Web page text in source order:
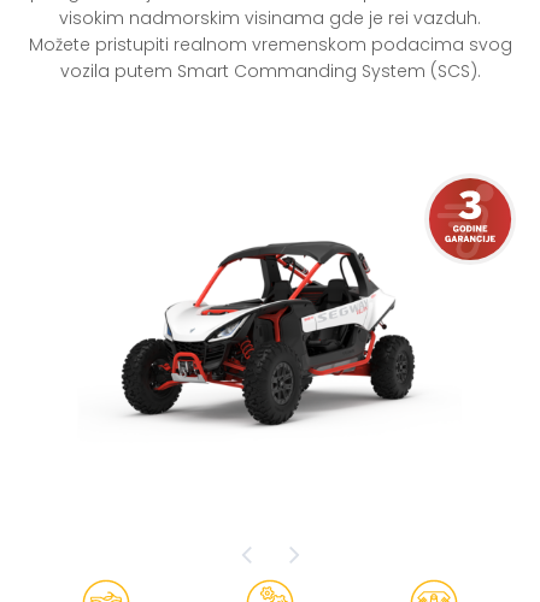
visokim nadmorskim visinama gde je rei vazduh.
vozila putem Smart Commanding System (SCS).